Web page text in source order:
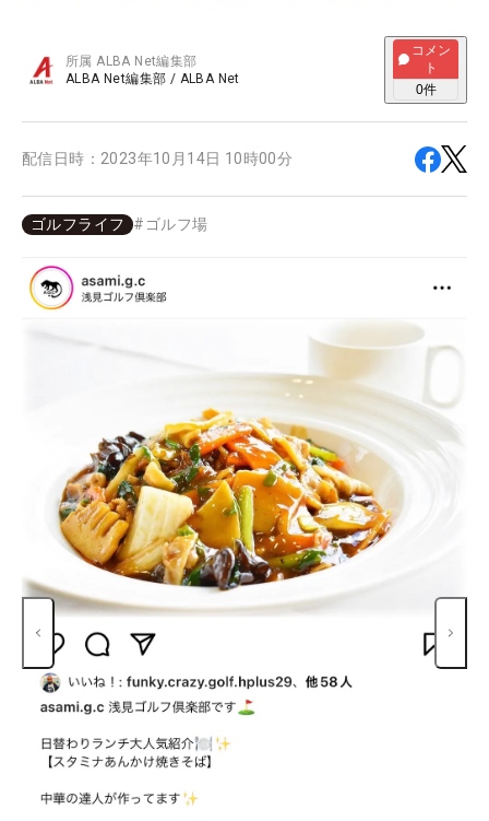
所属ALBA Net編集部
ALBA Net編集部 / ALBA Net
コメン
ト
0件
配信日時： 2023年10月14日 10時00分
ゴルフライフ # ゴルフ場